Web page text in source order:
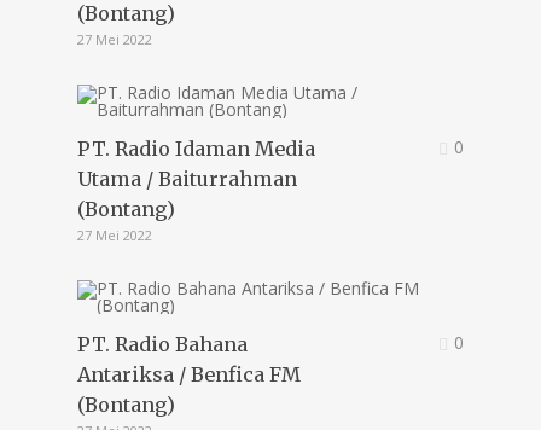
(Bontang)
27 Mei 2022
PT. Radio Idaman Media
Utama / Baiturrahman
(Bontang)
27 Mei 2022
0
PT. Radio Bahana
Antariksa / Benfica FM
(Bontang)
0